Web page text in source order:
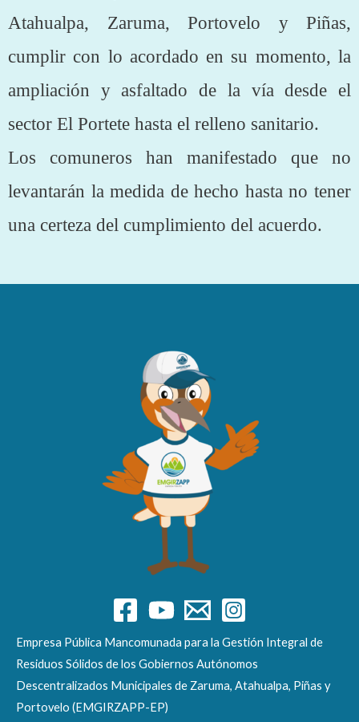
Atahualpa, Zaruma, Portovelo y Piñas,
cumplir con lo acordado en su momento, la
ampliación y asfaltado de la vía desde el
sector El Portete hasta el relleno sanitario.
Los comuneros han manifestado que no
levantarán la medida de hecho hasta no tener
una certeza del cumplimiento del acuerdo.
Empresa Pública Mancomunada para la Gestión Integral de
Residuos Sólidos de los Gobiernos Autónomos
Descentralizados Municipales de Zaruma, Atahualpa, Piñas y
Portovelo (EMGIRZAPP-EP)